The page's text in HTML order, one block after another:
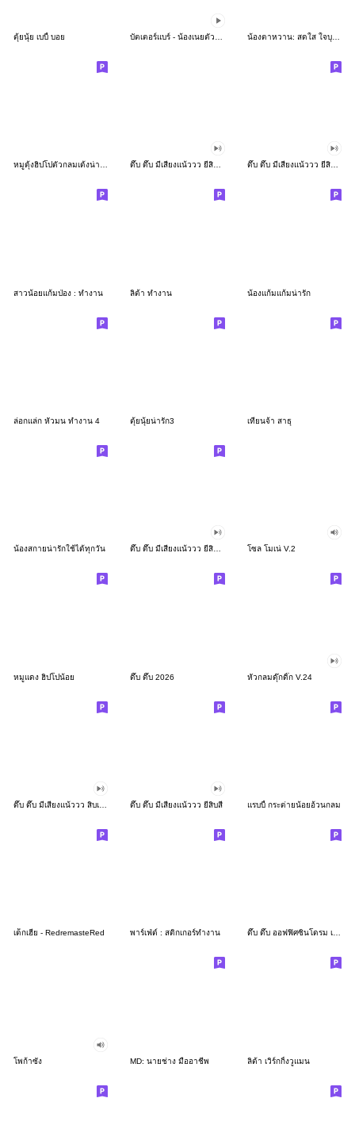
ตุ้ยนุ้ย เบบี้ บอย น้องตาหวาน: สดใส ใจบุญ (สีพาสเทล)
หมูดุ้งฮิปโปตัวกลมเด้งน่ารัก ดึ๊บ ดึ๊บ มีเสียงแน้ววว ยี่สิบเจ็ด ดึ๊บ ดึ๊บ มีเสียงแน้ววว ยี่สิบหก
สาวน้อยแก้มป่อง : ทำงาน ลิต้า ทำงาน น้องแก้มแก้มน่ารัก
ล่อกแล่ก หัวมน ทำงาน 4 ตุ้ยนุ้ยน่ารัก3 เทียนจ้า สาธุ
น้องสกายน่ารักใช้ได้ทุกวัน ดึ๊บ ดึ๊บ มีเสียงแน้ววว ยี่สิบสอง โซล โมเน่ V.2
หมูแดง ฮิปโปน้อย ดึ๊บ ดึ๊บ 2026 หัวกลมดุ๊กดิ๊ก V.24
ดึ๊บ ดึ๊บ มีเสียงแน้ววว ยี่สิบสี่ แรบบี้ กระต่ายน้อยอ้วนกลม
เด็กเฮีย - RedremasteRed พาร์เฟ่ต์ : สติกเกอร์ทำงาน ดึ๊บ ดึ๊บ ออฟฟิศซินโดรม เจ็ด
โพก้าซัง MD: นายช่าง มืออาชีพ ลิต้า เวิร์กกิ้งวูแมน